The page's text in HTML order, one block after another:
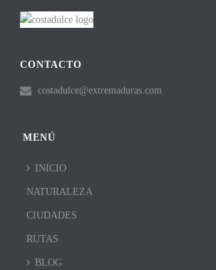
CONTACTO
costadulce@extremaduras.com
MENÚ
INICIO
NATURALEZA
CIUDADES
RUTAS
BLOG